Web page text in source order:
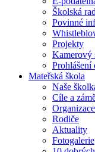
Školská
Povinné
Projekty
Kamerový
Prohlášení
Mateřská škola
Naše
Cíle a
Rodiče
Aktuality
Fotogalerie